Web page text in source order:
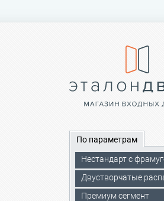
По параметрам
Нестандарт с
Двустворчатые
Премиум сегмент